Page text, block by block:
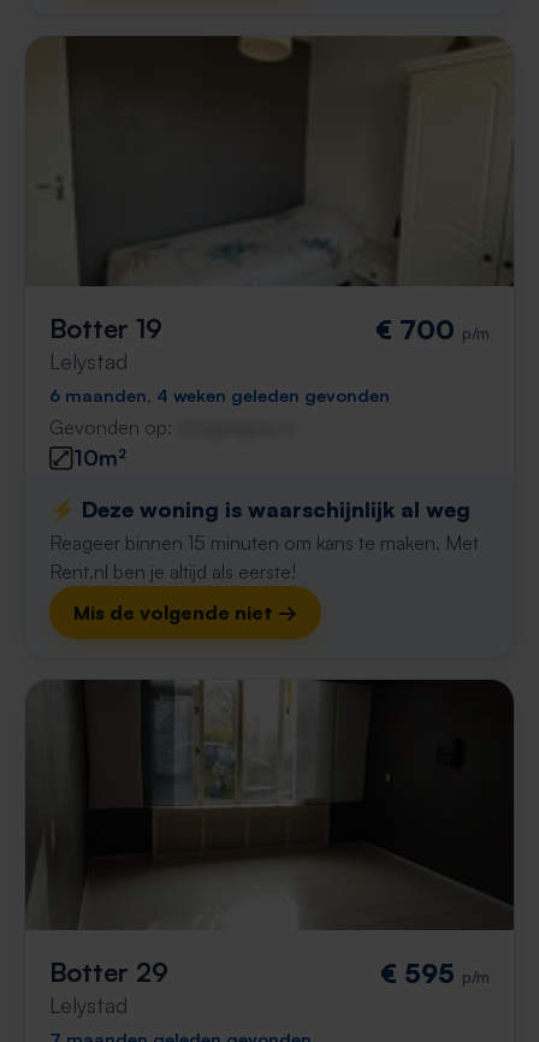
Botter 19
Lelystad
€ 700 p/m
6 maanden, 4 weken geleden gevonden
Gevonden op:
10m²
⚡️ Deze woning is waarschijnlijk al weg
Reageer binnen 15 minuten om kans te maken. Met
Rent.nl ben je altijd als eerste!
Mis de volgende niet →
Botter 29
Lelystad
€ 595 p/m